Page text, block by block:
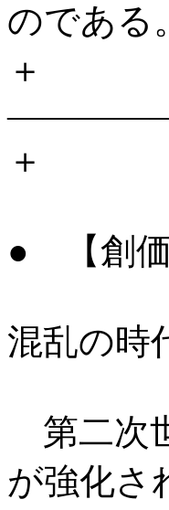
のである。
＋
＋
● 【創価
混乱の時
第二次
が強化さ